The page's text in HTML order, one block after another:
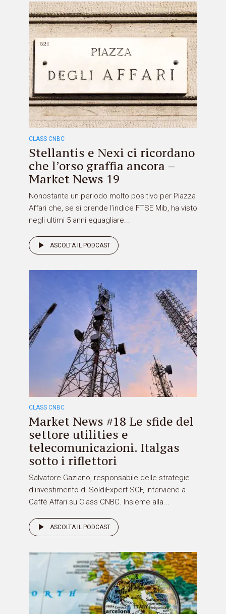
CLASS CNBC
Stellantis e Nexi ci ricordano
che l’orso graffia ancora –
Market News 19
Nonostante un periodo molto positivo per Piazza
Affari che, se si prende l’indice FTSE Mib, ha visto
negli ultimi 5 anni eguagliare...
ASCOLTA IL PODCAST
CLASS CNBC
Market News #18 Le sfide del
settore utilities e
telecomunicazioni. Italgas
sotto i riflettori
Salvatore Gaziano, responsabile delle strategie
d’investimento di SoldiExpert SCF, interviene a
Caffè Affari su Class CNBC. Insieme alla...
ASCOLTA IL PODCAST